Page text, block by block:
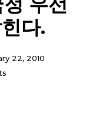
다.
22, 2010